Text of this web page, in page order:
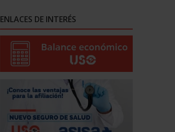
ENLACES DE INTERÉS